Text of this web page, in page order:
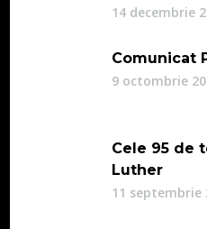
14 decembrie
Comunicat
9 octombrie
Cele 95 de
Luther
11 septembrie